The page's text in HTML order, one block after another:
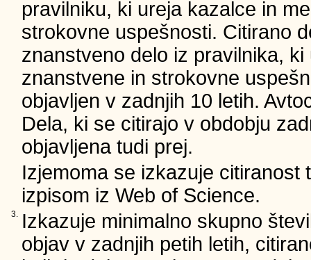
pravilniku, ki ureja kazalce in
strokovne uspešnosti. Citirano
znanstveno delo iz pravilnika,
znanstvene in strokovne
objavljen v zadnjih 10 letih.
Dela, ki se citirajo v obdobju
objavljena tudi prej.
Izjemoma se izkazuje citiranost
izpisom iz Web of Science.
3. Izkazuje minimalno skupno
objav v zadnjih petih letih,